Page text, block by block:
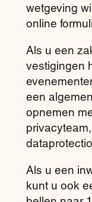
wetgeving
online
Als u een
vestigingen
een
opnemen
Als u een
kunt u ook